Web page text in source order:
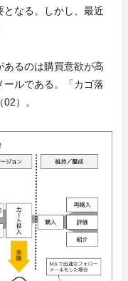
となる。しかし、最近
あるのは購買意欲が高
ールである。「カゴ落
）。